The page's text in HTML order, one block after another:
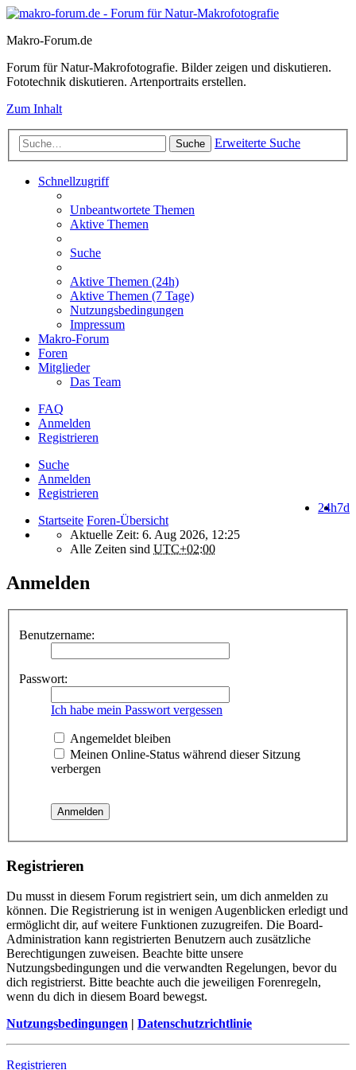
Makro-Forum.de
Forum für Natur-Makrofotografie. Bilder zeigen und diskutieren.
Fototechnik diskutieren. Artenportraits erstellen.
Zum Inhalt
Suche Erweiterte Suche
Schnellzugriff
Unbeantwortete Themen
Aktive Themen
Suche
Aktive Themen (24h)
Aktive Themen (7 Tage)
Nutzungsbedingungen
Impressum
Makro-Forum
Foren
Mitglieder
Das Team
FAQ
Anmelden
Registrieren
Suche
Anmelden
Registrieren
7d
24h
Startseite Foren-Übersicht
Aktuelle Zeit: 6. Aug 2026, 12:25
Alle Zeiten sind UTC+02:00
Anmelden
Benutzername:
Passwort:
Ich habe mein Passwort vergessen
Angemeldet bleiben
Meinen Online-Status während dieser Sitzung
verbergen
Registrieren
Du musst in diesem Forum registriert sein, um dich anmelden zu
können. Die Registrierung ist in wenigen Augenblicken erledigt und
ermöglicht dir, auf weitere Funktionen zuzugreifen. Die Board-
Administration kann registrierten Benutzern auch zusätzliche
Berechtigungen zuweisen. Beachte bitte unsere
Nutzungsbedingungen und die verwandten Regelungen, bevor du
dich registrierst. Bitte beachte auch die jeweiligen Forenregeln,
wenn du dich in diesem Board bewegst.
Nutzungsbedingungen | Datenschutzrichtlinie
Registrieren